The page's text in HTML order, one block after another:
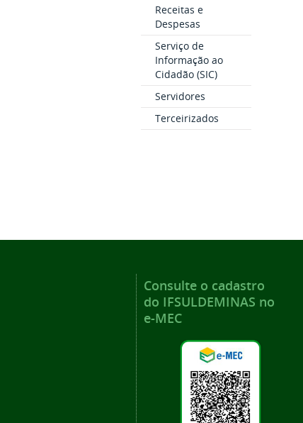
Receitas e
Despesas
Serviço de
Informação ao
Cidadão (SIC)
Servidores
Terceirizados
Consulte o cadastro
do IFSULDEMINAS no
e-MEC